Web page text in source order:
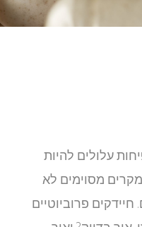
עלולים להיות
מסוימים לא
פרוביוטיים